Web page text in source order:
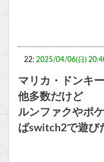
22: 2025/04/06(日)
マリカ・ドンキー
他多数だけど
ルンファクやポ
ばswitch2で遊び